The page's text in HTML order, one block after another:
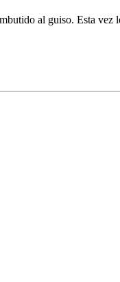
al guiso. Esta vez